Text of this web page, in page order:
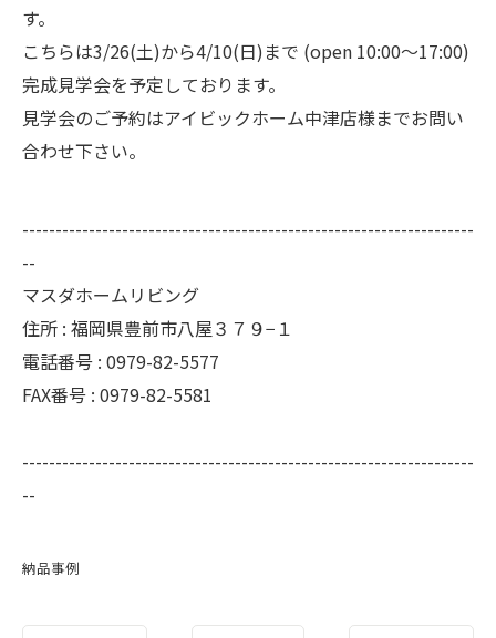
す。
こちらは3/26(土)から4/10(日)まで (open 10:00〜17:00)
完成見学会を予定しております。
見学会のご予約はアイビックホーム中津店様までお問い
合わせ下さい。
--------------------------------------------------------------------
--
マスダホームリビング
住所 : 福岡県豊前市八屋３７９−１
電話番号 : 0979-82-5577
FAX番号 : 0979-82-5581
--------------------------------------------------------------------
--
納品事例